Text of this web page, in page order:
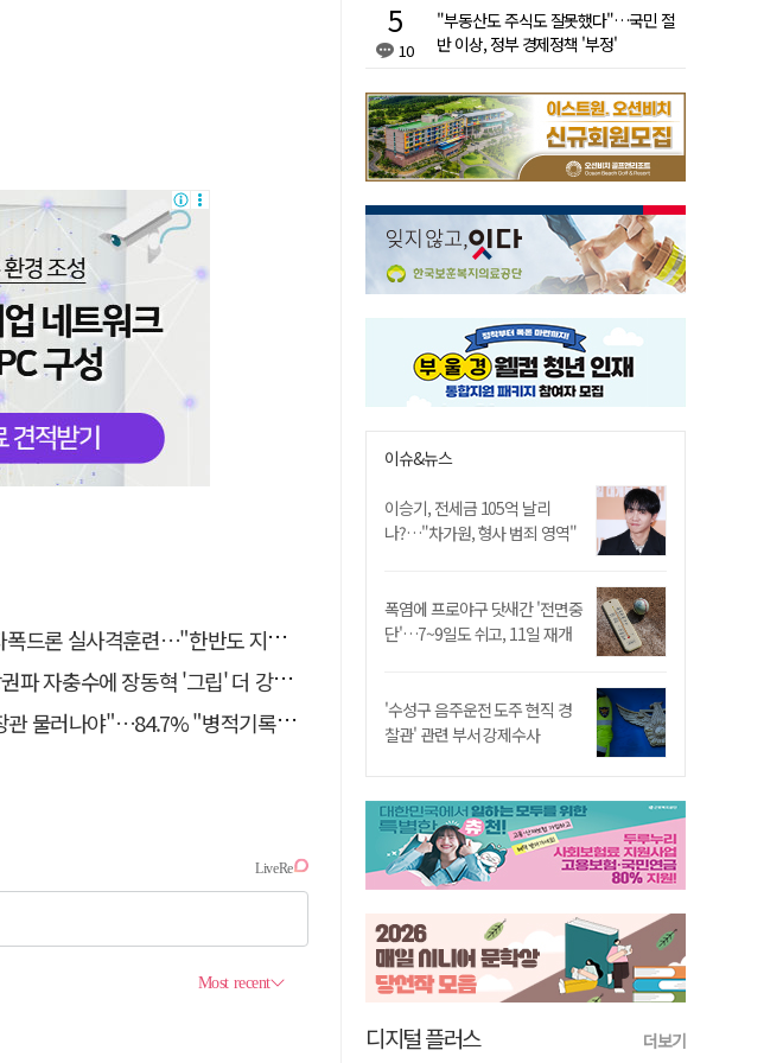
론 실사격훈련…"한반도 지형 학습"
자충수에 장동혁 '그립' 더 강해졌다
러나야"…84.7% "병적기록부 공개해야"
10
"부동산도 주식도 잘못했다"…국민 절
반 이상, 정부 경제정책 '부정'
이슈&뉴스
이승기, 전세금 105억 날리
나?…"차가원, 형사 범죄 영역"
폭염에 프로야구 닷새간 '전면중
단'…7~9일도 쉬고, 11일 재개
'수성구 음주운전 도주 현직 경
찰관' 관련 부서 강제수사
디지털 플러스 더보기